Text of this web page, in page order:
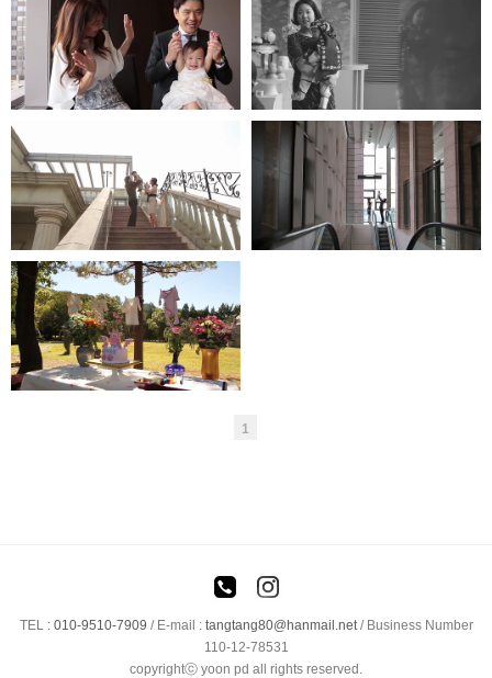
프라자호텔 파크하얏트호텔
파티오나인 엘타워
준비영상
1
TEL : 010-9510-7909 / E-mail : tangtang80@hanmail.net/ Business Number
110-12-78531
copyrightⓒ yoon pd all rights reserved.